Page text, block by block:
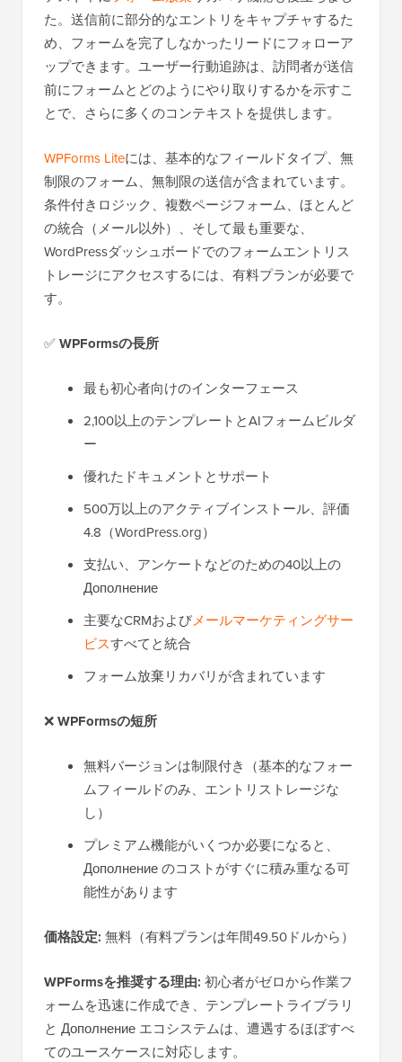
た。送信前に部分的なエントリをキャプチャするた
め、フォームを完了しなかったリードにフォローア
ップできます。ユーザー行動追跡は、訪問者が送信
前にフォームとどのようにやり取りするかを示すこ
とで、さらに多くのコンテキストを提供します。
WPForms Liteには、基本的なフィールドタイプ、無
制限のフォーム、無制限の送信が含まれています。
条件付きロジック、複数ページフォーム、ほとんど
の統合（メール以外）、そして最も重要な、
WordPressダッシュボードでのフォームエントリス
トレージにアクセスするには、有料プランが必要で
す。
✅WPFormsの長所
最も初心者向けのインターフェース
2,100以上のテンプレートとAIフォームビルダ
ー
優れたドキュメントとサポート
500万以上のアクティブインストール、評価
4.8（WordPress.org）
支払い、アンケートなどのための40以上の
Дополнение
主要なCRMおよびメールマーケティングサー
ビスすべてと統合
フォーム放棄リカバリが含まれています
❌WPFormsの短所
無料バージョンは制限付き（基本的なフォー
ムフィールドのみ、エントリストレージな
し）
プレミアム機能がいくつか必要になると、
Дополнение のコストがすぐに積み重なる可
能性があります
価格設定: 無料（有料プランは年間49.50ドルから）
WPFormsを推奨する理由: 初心者がゼロから作業フ
ォームを迅速に作成でき、テンプレートライブラリ
と Дополнение エコシステムは、遭遇するほぼすべ
てのユースケースに対応します。